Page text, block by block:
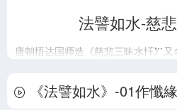
法譬如水-慈
唐朝悟达国师造《慈悲三昧水忏》
烦恼及障碍分类、细数，并揭示透过
证严上人以长达五年的时间宣讲《
《法譬如水》-01作懺